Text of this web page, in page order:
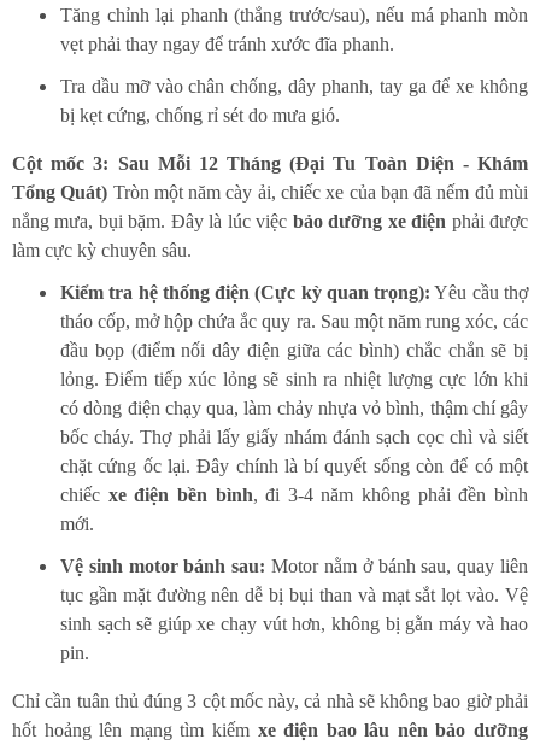
Tăng chỉnh lại phanh (thắng trước/sau), nếu má phanh mòn
vẹt phải thay ngay để tránh xước đĩa phanh.
Tra dầu mỡ vào chân chống, dây phanh, tay ga để xe không
bị kẹt cứng, chống rỉ sét do mưa gió.
Cột mốc 3: Sau Mỗi 12 Tháng (Đại Tu Toàn Diện - Khám
Tổng Quát) Tròn một năm cày ải, chiếc xe của bạn đã nếm đủ mùi
nắng mưa, bụi bặm. Đây là lúc việc bảo dưỡng xe điện phải được
làm cực kỳ chuyên sâu.
Kiểm tra hệ thống điện (Cực kỳ quan trọng): Yêu cầu thợ
tháo cốp, mở hộp chứa ắc quy ra. Sau một năm rung xóc, các
đầu bọp (điểm nối dây điện giữa các bình) chắc chắn sẽ bị
lỏng. Điểm tiếp xúc lỏng sẽ sinh ra nhiệt lượng cực lớn khi
có dòng điện chạy qua, làm chảy nhựa vỏ bình, thậm chí gây
bốc cháy. Thợ phải lấy giấy nhám đánh sạch cọc chì và siết
chặt cứng ốc lại. Đây chính là bí quyết sống còn để có một
chiếc xe điện bền bình, đi 3-4 năm không phải đền bình
mới.
Vệ sinh motor bánh sau: Motor nằm ở bánh sau, quay liên
tục gần mặt đường nên dễ bị bụi than và mạt sắt lọt vào. Vệ
sinh sạch sẽ giúp xe chạy vút hơn, không bị gằn máy và hao
pin.
Chỉ cần tuân thủ đúng 3 cột mốc này, cả nhà sẽ không bao giờ phải
hốt hoảng lên mạng tìm kiếm xe điện bao lâu nên bảo dưỡng